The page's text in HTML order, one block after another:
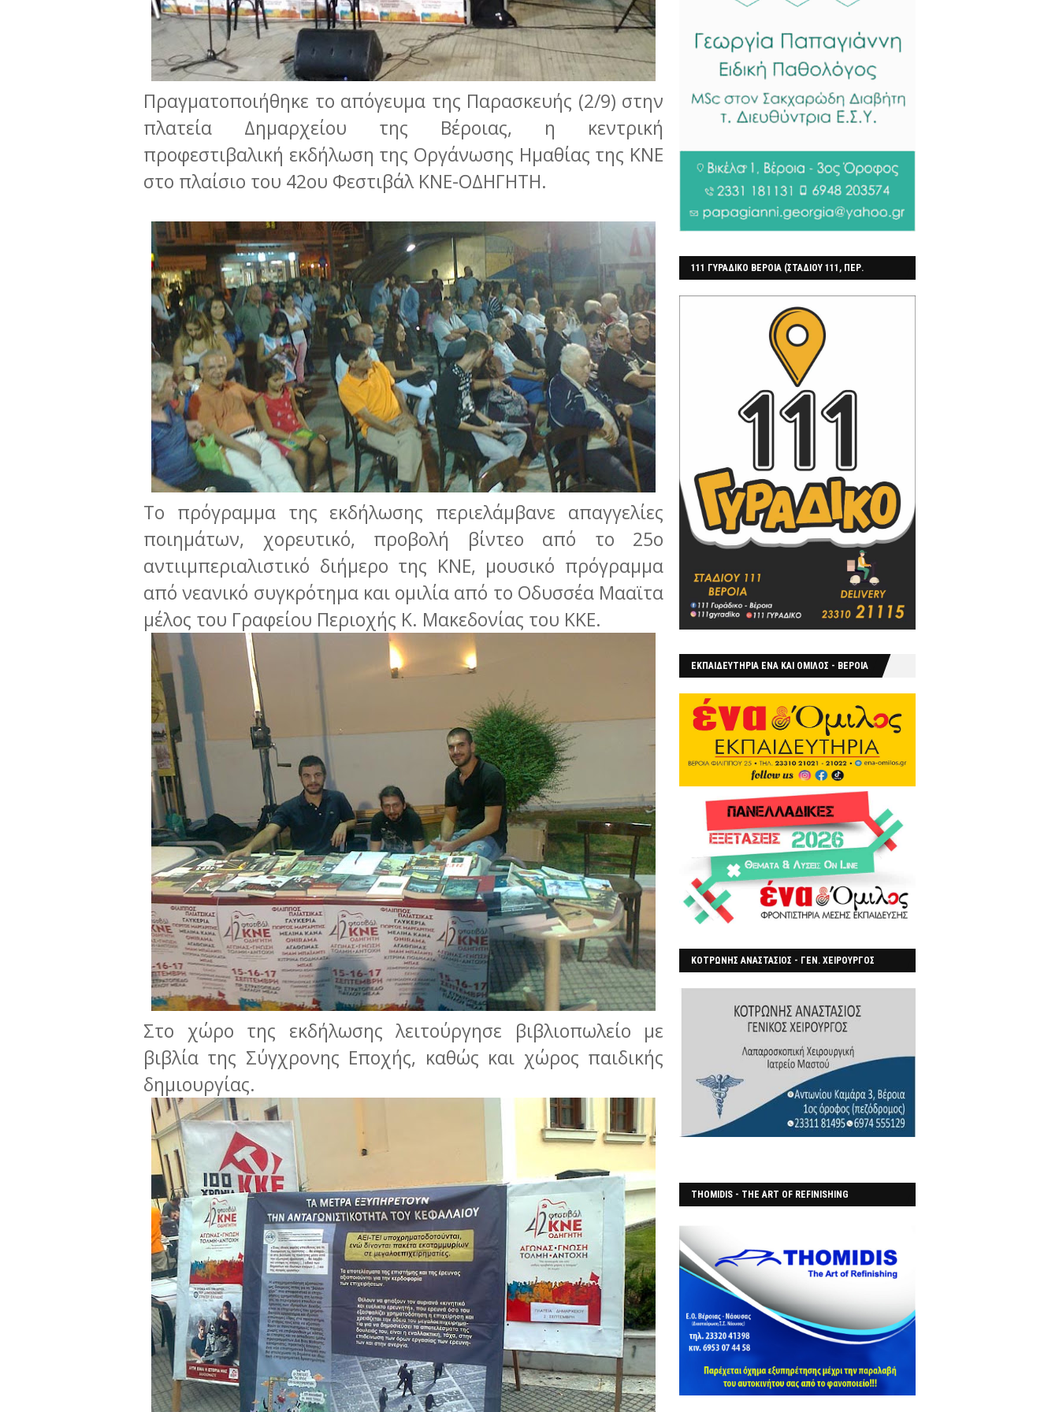
Πραγματοποιήθηκε το απόγευμα της Παρασκευής (2/9) στην
πλατεία Δημαρχείου της Βέροιας, η κεντρική
προφεστιβαλική εκδήλωση της Οργάνωσης Ημαθίας της ΚΝΕ
στο πλαίσιο του 42ου Φεστιβάλ ΚΝΕ-ΟΔΗΓΗΤΗ.
Το πρόγραμμα της εκδήλωσης περιελάμβανε απαγγελίες
ποιημάτων, χορευτικό, προβολή βίντεο από το 25ο
αντιιμπεριαλιστικό διήμερο της ΚΝΕ, μουσικό πρόγραμμα
από νεανικό συγκρότημα και ομιλία από το Οδυσσέα Μααϊτα
μέλος του Γραφείου Περιοχής Κ. Μακεδονίας του ΚΚΕ.
Στο χώρο της εκδήλωσης λειτούργησε βιβλιοπωλείο με
βιβλία της Σύγχρονης Εποχής, καθώς και χώρος παιδικής
δημιουργίας.
111 ΓΥΡΑΔΙΚΟ ΒΕΡΟΙΑ (ΣΤΑΔΙΟΥ 111, ΠΕΡ.
ΕΚΠΑΙΔΕΥΤΗΡΙΑ ΕΝΑ ΚΑΙ ΟΜΙΛΟΣ - ΒΕΡΟΙΑ
ΚΟΤΡΩΝΗΣ ΑΝΑΣΤΑΣΙΟΣ - ΓΕΝ. ΧΕΙΡΟΥΡΓΟΣ
THOMIDIS - THE ART OF REFINISHING